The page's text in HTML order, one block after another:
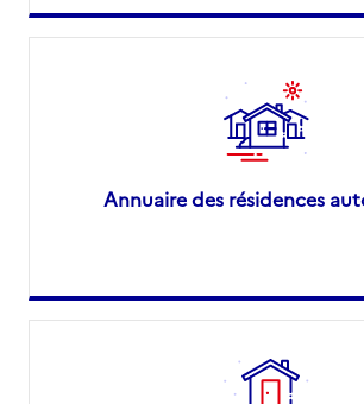
Annuaire des résidences